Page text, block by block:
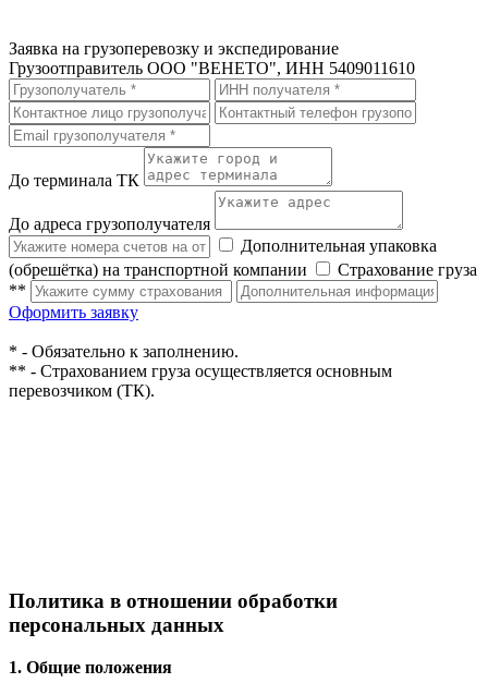
Заявка на грузоперевозку и экспедирование
Грузоотправитель ООО "ВЕНЕТО", ИНН 5409011610
До терминала ТК
До адреса грузополучателя
Дополнительная упаковка
(обрешётка) на транспортной компании
Страхование груза
**
Оформить заявку
* - Обязательно к заполнению.
** - Страхованием груза осуществляется основным
перевозчиком (ТК).
Политика в отношении обработки
персональных данных
1. Общие положения